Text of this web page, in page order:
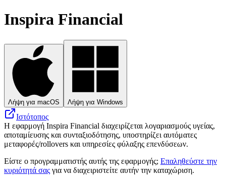
Inspira Financial
Λήψη για macOS Λήψη για Windows
Ιστότοπος
Η εφαρμογή Inspira Financial διαχειρίζεται λογαριασμούς υγείας,
αποταμίευσης και συνταξιοδότησης, υποστηρίζει αυτόματες
μεταφορές/rollovers και υπηρεσίες φύλαξης επενδύσεων.
Είστε ο προγραμματιστής αυτής της εφαρμογής; Επαληθεύστε την
κυριότητά σας για να διαχειριστείτε αυτήν την καταχώριση.